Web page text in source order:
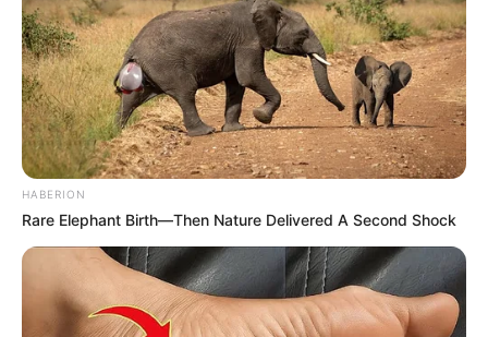
HABERION
Rare Elephant Birth—Then Nature Delivered A Second Shock